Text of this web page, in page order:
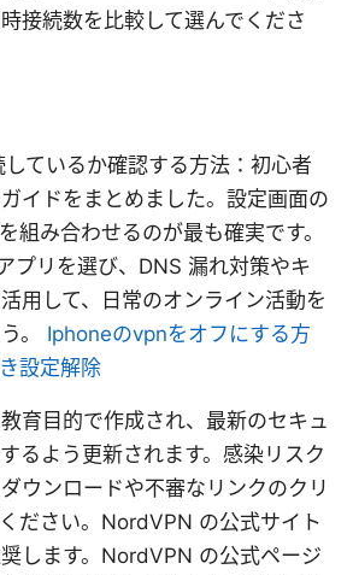
接続数を比較して選んでくださ
ているか確認する方法：初心者
イドをまとめました。設定画面の
組み合わせるのが最も確実です。
プリを選び、DNS 漏れ対策やキ
用して、日常のオンライン活動を
。 Iphoneのvpnをオフにする方
設定解除
育目的で作成され、最新のセキュ
るよう更新されます。感染リスク
ウンロードや不審なリンクのクリ
ださい。NordVPN の公式サイト
します。NordVPN の公式ページ